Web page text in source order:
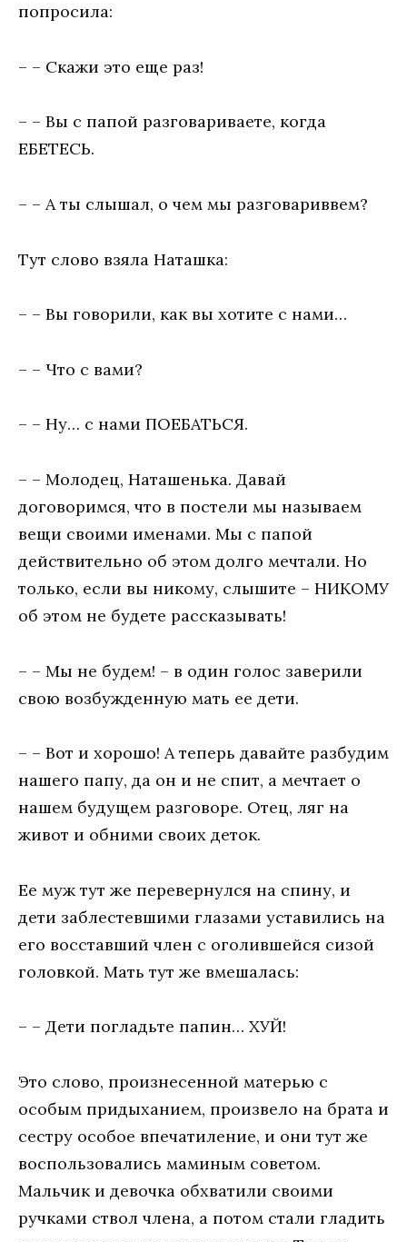
попросила:
– – Скажи это еще раз!
– – Вы с папой разговариваете, когда
ЕБЕТЕСЬ.
– – А ты слышал, о чем мы разговариввем?
Тут слово взяла Наташка:
– – Вы говорили, как вы хотите с нами…
– – Что с вами?
– – Ну… с нами ПОЕБАТЬСЯ.
– – Молодец, Наташенька. Давай
договоримся, что в постели мы называем
вещи своими именами. Мы с папой
действительно об этом долго мечтали. Но
только, если вы никому, слышите – НИКОМУ
об этом не будете рассказывать!
– – Мы не будем! – в один голос заверили
свою возбужденную мать ее дети.
– – Вот и хорошо! А теперь давайте разбудим
нашего папу, да он и не спит, а мечтает о
нашем будущем разговоре. Отец, ляг на
живот и обними своих деток.
Ее муж тут же перевернулся на спину, и
дети заблестевшими глазами уставились на
его восставший член с оголившейся сизой
головкой. Мать тут же вмешалась:
– – Дети погладьте папин… ХУЙ!
Это слово, произнесенной матерью с
особым придыханием, произвело на брата и
сестру особое впечатиление, и они тут же
воспользовались маминым советом.
Мальчик и девочка обхватили своими
ручками ствол члена, а потом стали гладить